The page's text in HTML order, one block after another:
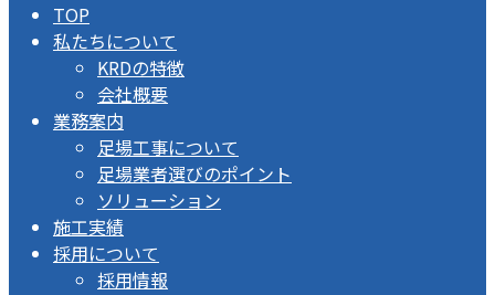
TOP
私たちについて
KRDの特徴
会社概要
業務案内
足場工事について
足場業者選びのポイント
ソリューション
施工実績
採用について
採用情報